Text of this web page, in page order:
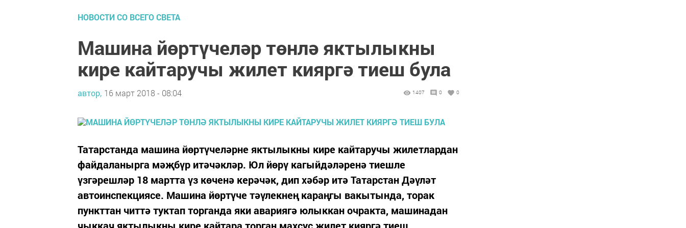
НОВОСТИ СО ВСЕГО СВЕТА
Машина йөртүчеләр төнлә яктылыкны
кире кайтаручы жилет кияргә тиеш була
автор, 16 март 2018 - 08:04 1407 0 0
Татарстанда машина йөртүчеләрне яктылыкны кире кайтаручы жилетлардан
файдаланырга мәҗбүр итәчәкләр. Юл йөрү кагыйдәләренә тиешле
үзгәрешләр 18 мартта үз көченә керәчәк, дип хәбәр итә Татарстан Дәүләт
автоинспекциясе. Машина йөртүче тәүлекнең караңгы вакытында, торак
пункттан читтә туктап торганда яки авариягә юлыккан очракта, машинадан